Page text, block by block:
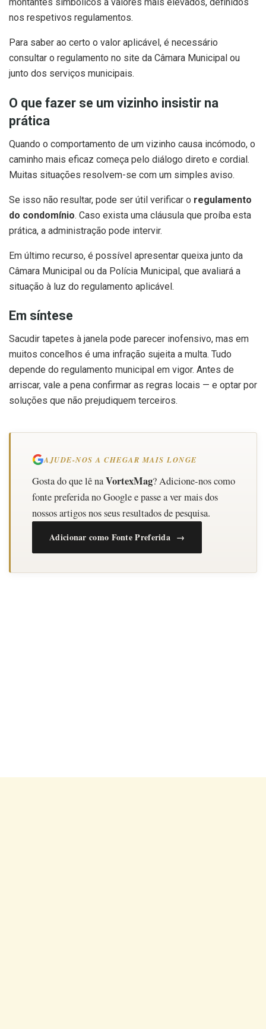
nos respetivos regulamentos.
Para saber ao certo o valor aplicável, é necessário
consultar o regulamento no site da Câmara Municipal ou
junto dos serviços municipais.
O que fazer se um vizinho insistir na
prática
Quando o comportamento de um vizinho causa incómodo, o
caminho mais eficaz começa pelo diálogo direto e cordial.
Muitas situações resolvem-se com um simples aviso.
Se isso não resultar, pode ser útil verificar o regulamento
do condomínio. Caso exista uma cláusula que proíba esta
prática, a administração pode intervir.
Em último recurso, é possível apresentar queixa junto da
Câmara Municipal ou da Polícia Municipal, que avaliará a
situação à luz do regulamento aplicável.
Em síntese
Sacudir tapetes à janela pode parecer inofensivo, mas em
muitos concelhos é uma infração sujeita a multa. Tudo
depende do regulamento municipal em vigor. Antes de
arriscar, vale a pena confirmar as regras locais — e optar por
soluções que não prejudiquem terceiros.
AJUDE-NOS A CHEGAR MAIS LONGE
Gosta do que lê naVortexMag? Adicione-nos como
fonte preferida no Google e passe a ver mais dos
nossos artigos nos seus resultados de pesquisa.
Adicionar como Fonte Preferida →